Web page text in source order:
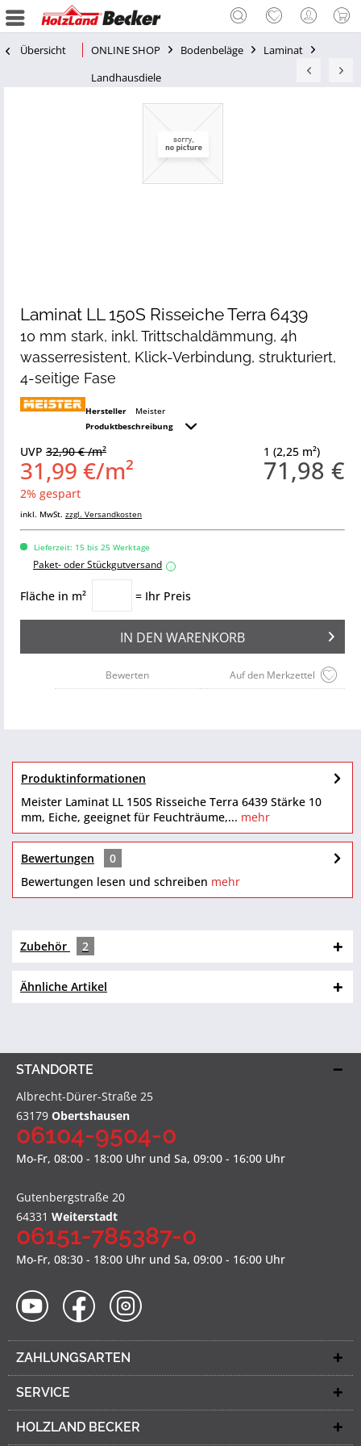
Übersicht ONLINE SHOP Bodenbeläge
Laminat
Landhausdiele
Laminat LL 150S Risseiche Terra 6439
10 mm stark, inkl. Trittschaldämmung, 4h
wasserresistent, Klick-Verbindung, strukturiert,
4-seitige Fase
Hersteller
Meister
Produktbeschreibung
1 (2,25 m²)
71,98 €
UVP 32,90 € /m²
31,99 €/m²
2% gespart
inkl. MwSt. zzgl. Versandkosten
Lieferzeit: 15 bis 25 Werktage
Paket- oder Stückgutversand i
Fläche in m² = Ihr Preis
IN DEN WARENKORB
Auf den Merkzettel
Bewerten
Produktinformationen
Meister Laminat LL 150S Risseiche Terra 6439 Stärke 10
mm, Eiche, geeignet für Feuchträume,... mehr
Bewertungen
0
Bewertungen lesen und schreiben mehr
Zubehör 2
Ähnliche Artikel
STANDORTE
Albrecht-Dürer-Straße 25
63179 Obertshausen
06104-9504-0
Mo-Fr, 08:00 - 18:00 Uhr und Sa, 09:00 - 16:00 Uhr
Gutenbergstraße 20
64331 Weiterstadt
06151-785387-0
Mo-Fr, 08:30 - 18:00 Uhr und Sa, 09:00 - 16:00 Uhr
ZAHLUNGSARTEN
SERVICE
HOLZLAND BECKER